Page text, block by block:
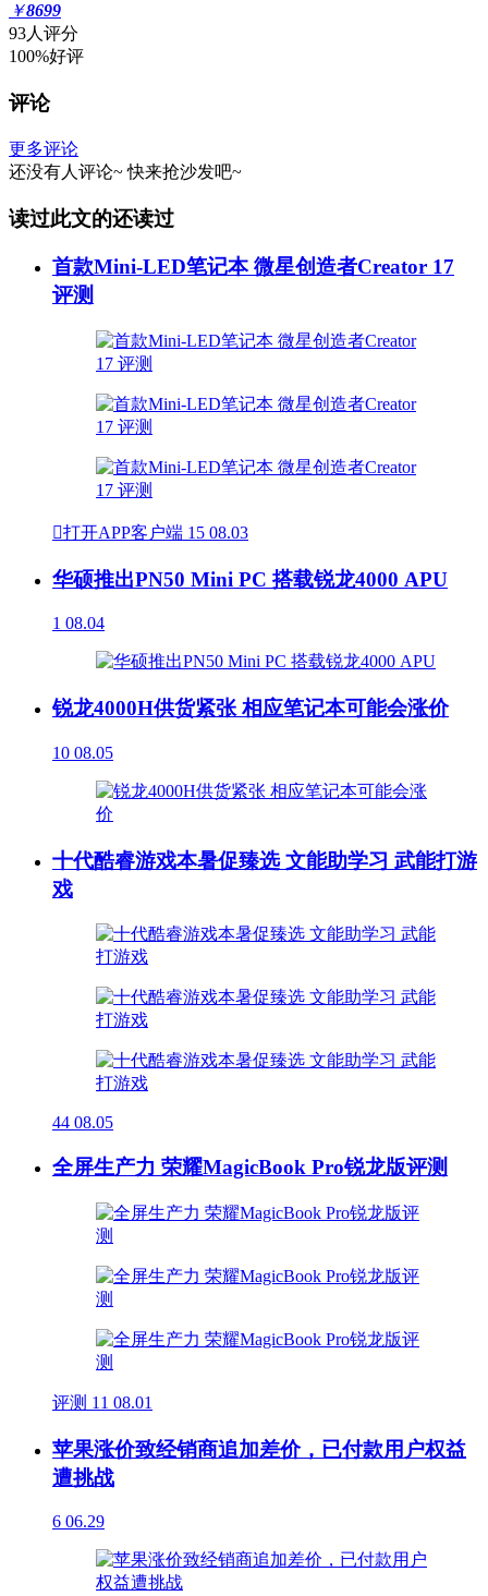
￥8699
93人评分
100%好评
评论
更多评论
还没有人评论~ 快来抢沙发吧~
读过此文的还读过
首款Mini-LED笔记本 微星创造者Creator 17
评测
打开APP客户端 15 08.03
华硕推出PN50 Mini PC 搭载锐龙4000 APU
1 08.04
锐龙4000H供货紧张 相应笔记本可能会涨价
10 08.05
十代酷睿游戏本暑促臻选 文能助学习 武能打游
戏
44 08.05
全屏生产力 荣耀MagicBook Pro锐龙版评测
评测 11 08.01
苹果涨价致经销商追加差价，已付款用户权益
遭挑战
6 06.29